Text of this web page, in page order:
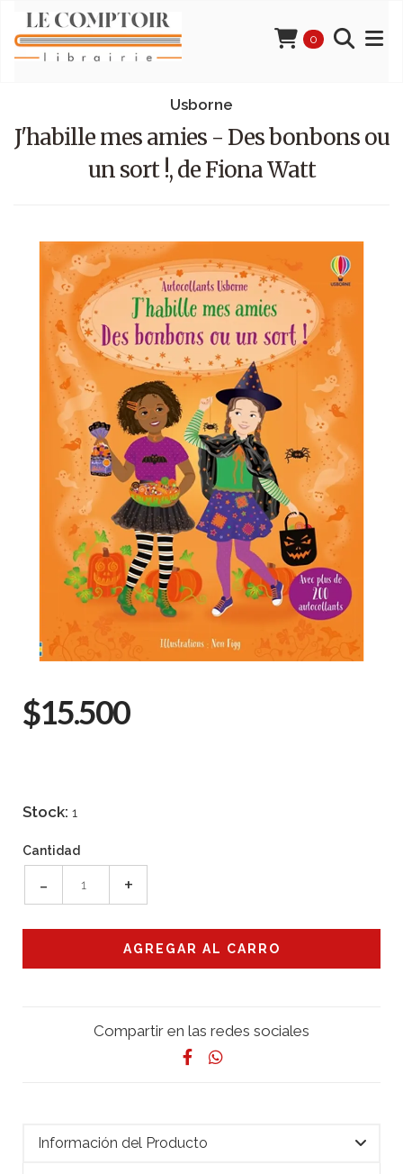
0
Usborne
J'habille mes amies - Des bonbons ou
un sort !, de Fiona Watt
$15.500
Stock: 1
Cantidad
- +
Compartir en las redes sociales
Información del Producto